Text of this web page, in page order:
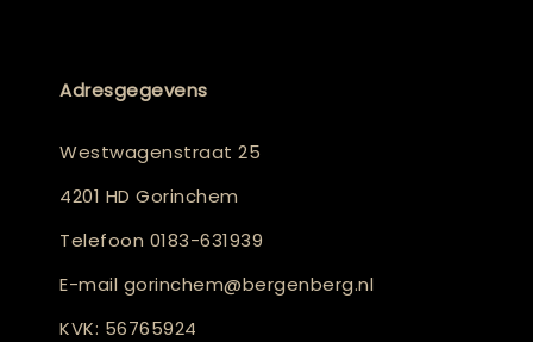
Adresgegevens
Westwagenstraat 25
4201 HD Gorinchem
Telefoon 0183-631939
E-mail gorinchem@bergenberg.nl
KVK: 56765924